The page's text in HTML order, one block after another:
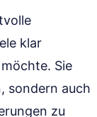
klar
Sie
sondern auch
zu